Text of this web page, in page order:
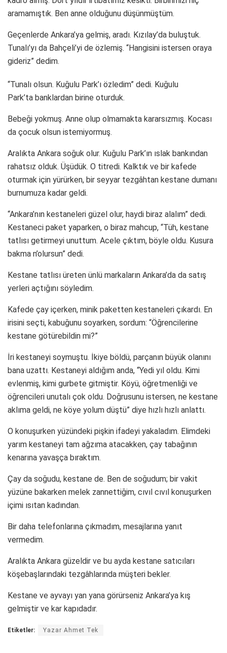
aramamıştık. Ben anne olduğunu düşünmüştüm.
Geçenlerde Ankara’ya gelmiş, aradı. Kızılay’da buluştuk.
Tunalı’yı da Bahçeli’yi de özlemiş. “Hangisini istersen oraya
gideriz” dedim.
“Tunalı olsun. Kuğulu Park’ı özledim” dedi. Kuğulu
Park’ta banklardan birine oturduk.
Bebeği yokmuş. Anne olup olmamakta kararsızmış. Kocası
da çocuk olsun istemiyormuş.
Aralıkta Ankara soğuk olur. Kuğulu Park’ın ıslak bankından
rahatsız olduk. Üşüdük. O titredi. Kalktık ve bir kafede
oturmak için yürürken, bir seyyar tezgâhtan kestane dumanı
burnumuza kadar geldi.
“Ankara’nın kestaneleri güzel olur, haydi biraz alalım” dedi.
Kestaneci paket yaparken, o biraz mahcup, “Tüh, kestane
tatlısı getirmeyi unuttum. Acele çıktım, böyle oldu. Kusura
bakma n’olursun” dedi.
Kestane tatlısı üreten ünlü markaların Ankara’da da satış
yerleri açtığını söyledim.
Kafede çay içerken, minik paketten kestaneleri çıkardı. En
irisini seçti, kabuğunu soyarken, sordum: “Öğrencilerine
kestane götürebildin mi?”
İri kestaneyi soymuştu. İkiye böldü, parçanın büyük olanını
bana uzattı. Kestaneyi aldığım anda, “Yedi yıl oldu. Kimi
evlenmiş, kimi gurbete gitmiştir. Köyü, öğretmenliği ve
öğrencileri unutalı çok oldu. Doğrusunu istersen, ne kestane
aklıma geldi, ne köye yolum düştü” diye hızlı hızlı anlattı.
O konuşurken yüzündeki pişkin ifadeyi yakaladım. Elimdeki
yarım kestaneyi tam ağzıma atacakken, çay tabağının
kenarına yavaşça bıraktım.
Çay da soğudu, kestane de. Ben de soğudum; bir vakit
yüzüne bakarken melek zannettiğim, cıvıl cıvıl konuşurken
içimi ısıtan kadından.
Bir daha telefonlarına çıkmadım, mesajlarına yanıt
vermedim.
Aralıkta Ankara güzeldir ve bu ayda kestane satıcıları
köşebaşlarındaki tezgâhlarında müşteri bekler.
Kestane ve ayvayı yan yana görürseniz Ankara’ya kış
gelmiştir ve kar kapıdadır.
Etiketler: Yazar Ahmet Tek